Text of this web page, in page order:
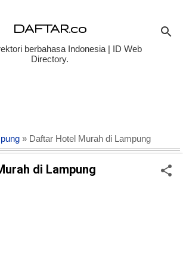
DAFTAR.co
berbahasa Indonesia | ID Web
Directory.
» Daftar Hotel Murah di Lampung
di Lampung